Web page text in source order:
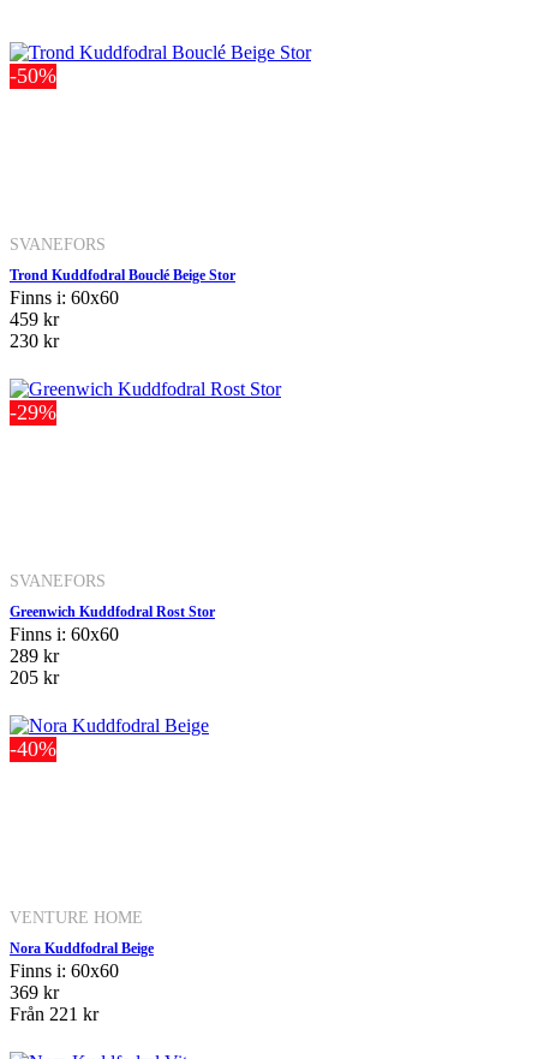
-50%
SVANEFORS
Trond Kuddfodral Bouclé Beige Stor
Finns i: 60x60
459 kr
230 kr
-29%
SVANEFORS
Greenwich Kuddfodral Rost Stor
Finns i: 60x60
289 kr
205 kr
-40%
VENTURE HOME
Nora Kuddfodral Beige
Finns i: 60x60
369 kr
Från 221 kr